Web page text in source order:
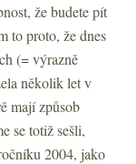
že budete pít
to proto, že dnes
(= výrazně
několik let v
mají způsob
se totiž sešli,
2004, jako